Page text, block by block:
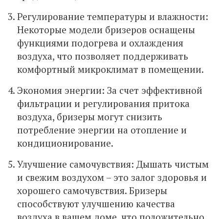
Регулирование температуры и влажности:
Некоторые модели бризеров оснащены
функциями подогрева и охлаждения
воздуха, что позволяет поддерживать
комфортный микроклимат в помещении.
Экономия энергии: За счет эффективной
фильтрации и регулирования притока
воздуха, бризеры могут снизить
потребление энергии на отопление и
кондиционирование.
Улучшение самочувствия: Дышать чистым
и свежим воздухом – это залог здоровья и
хорошего самочувствия. Бризеры
способствуют улучшению качества